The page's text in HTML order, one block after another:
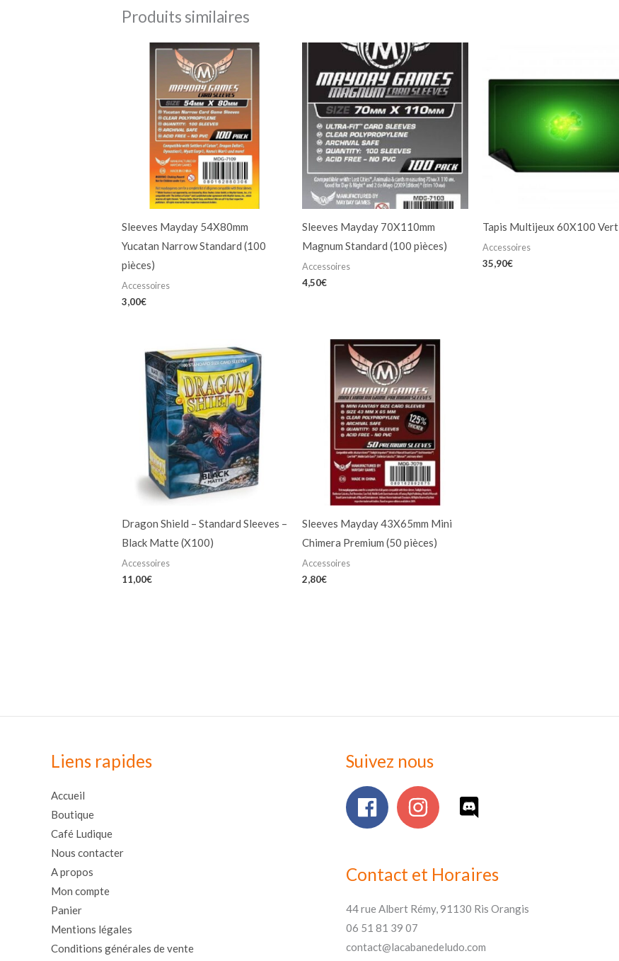
Produits similaires
Sleeves Mayday 54X80mm
Yucatan Narrow Standard (100
pièces)
Accessoires
3,00€
Sleeves Mayday 70X110mm
Magnum Standard (100 pièces)
Accessoires
4,50€
Tapis Multijeux 60X100 Vert
Accessoires
35,90€
Dragon Shield – Standard Sleeves –
Black Matte (X100)
Accessoires
11,00€
Sleeves Mayday 43X65mm Mini
Chimera Premium (50 pièces)
Accessoires
2,80€
Liens rapides
Accueil
Boutique
Café Ludique
Nous contacter
A propos
Mon compte
Panier
Mentions légales
Conditions générales de vente
Suivez nous
Contact et Horaires
44 rue Albert Rémy, 91130 Ris Orangis
06 51 81 39 07
contact@lacabanedeludo.com